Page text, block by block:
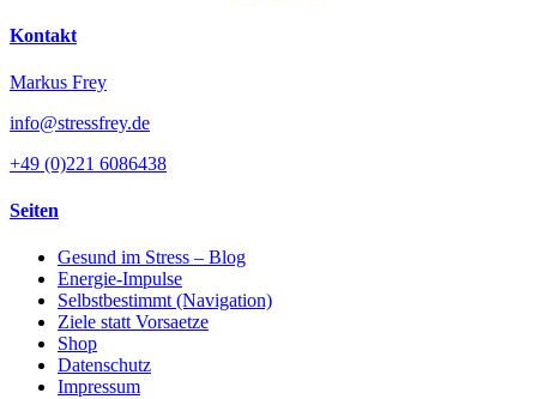
Kontakt
Markus Frey
info@stressfrey.de
+49 (0)221 6086438
Seiten
Gesund im Stress – Blog
Energie-Impulse
Selbstbestimmt (Navigation)
Ziele statt Vorsaetze
Shop
Datenschutz
Impressum